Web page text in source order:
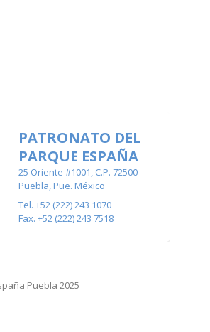
PATRONATO DEL
PARQUE ESPAÑA
25 Oriente #1001, C.P. 72500
Puebla, Pue. México
Tel. +52 (222) 243 1070
Fax. +52 (222) 243 7518
Puebla 2025